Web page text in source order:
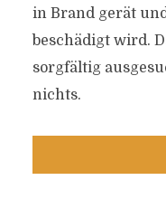
in Brand gerät
beschädigt wird.
sorgfältig
nichts.